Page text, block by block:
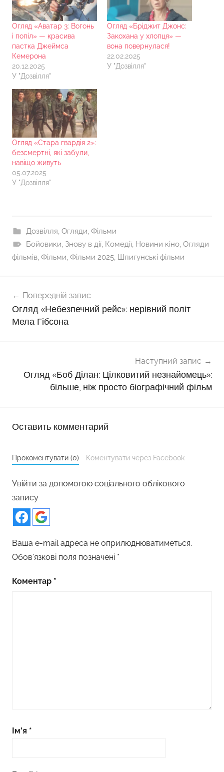
Огляд «Аватар 3: Вогонь
і попіл» — красива
пастка Джеймса
Кемерона
20.12.2025
У "Дозвілля"
Огляд «Бріджит Джонс:
Закохана у хлопця» —
вона повернулася!
22.02.2025
У "Дозвілля"
Огляд «Стара гвардія 2»:
безсмертні, які забули,
навіщо живуть
05.07.2025
У "Дозвілля"
Дозвілля, Огляди, Фільми
Бойовики, Знову в дії, Комедії, Новини кіно, Огляди
фільмів, Фільми, Фільми 2025, Шпигунські фільми
записів
Попередній запис
Огляд «Небезпечний рейс»: нерівний політ
Мела Гібсона
Наступний запис
Огляд «Боб Ділан: Цілковитий незнайомець»:
більше, ніж просто біографічний фільм
Оставить комментарий
Прокоментувати (0) Коментувати через Facebook
Увійти за допомогою соціального облікового
запису
Ваша e-mail адреса не оприлюднюватиметься.
Обов’язкові поля позначені *
Коментар *
Ім'я *